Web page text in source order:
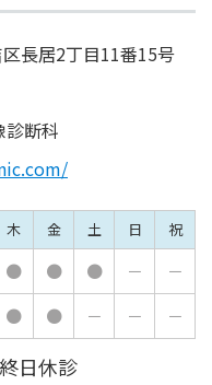
長居2丁目11番15号
断科
木 金 土 日 祝
● ● ● －
－
● ● － － －
日休診